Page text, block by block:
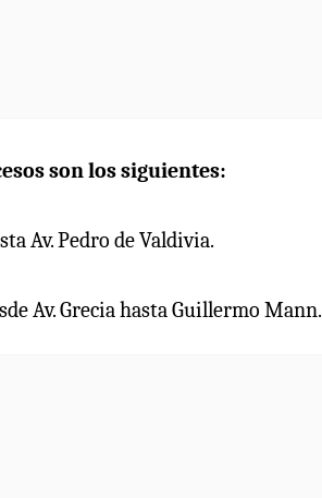
son los siguientes:
Av. Pedro de Valdivia.
Av. Grecia hasta Guillermo Mann.